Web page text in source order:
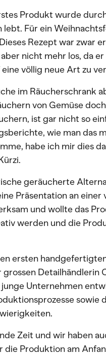
Produkt wurde
lebt. Für ein
Rezept war zwar
nicht mehr los, da
völlig neue Art zu
im Räucherschrank
von Gemüse
ist gar nicht so
wie man das
habe ich mir dies
geräucherte
Präsentation an
und wollte das
werden und die
ersten
Detailhändlerin
Unternehmen
sowie
Zeit und wir haben
die Produktion am